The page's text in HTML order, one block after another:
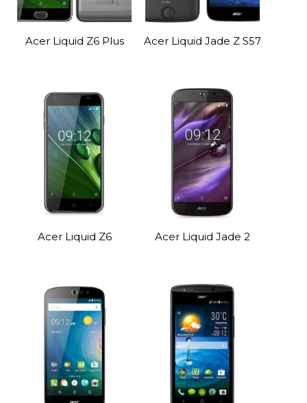
Acer Liquid Z6 Plus Acer Liquid Jade Z S57
Acer Liquid Z6 Acer Liquid Jade 2